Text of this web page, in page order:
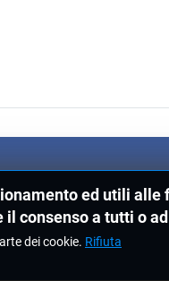
ed utili
consenso a tutti o
dei cookie. Rifiuta